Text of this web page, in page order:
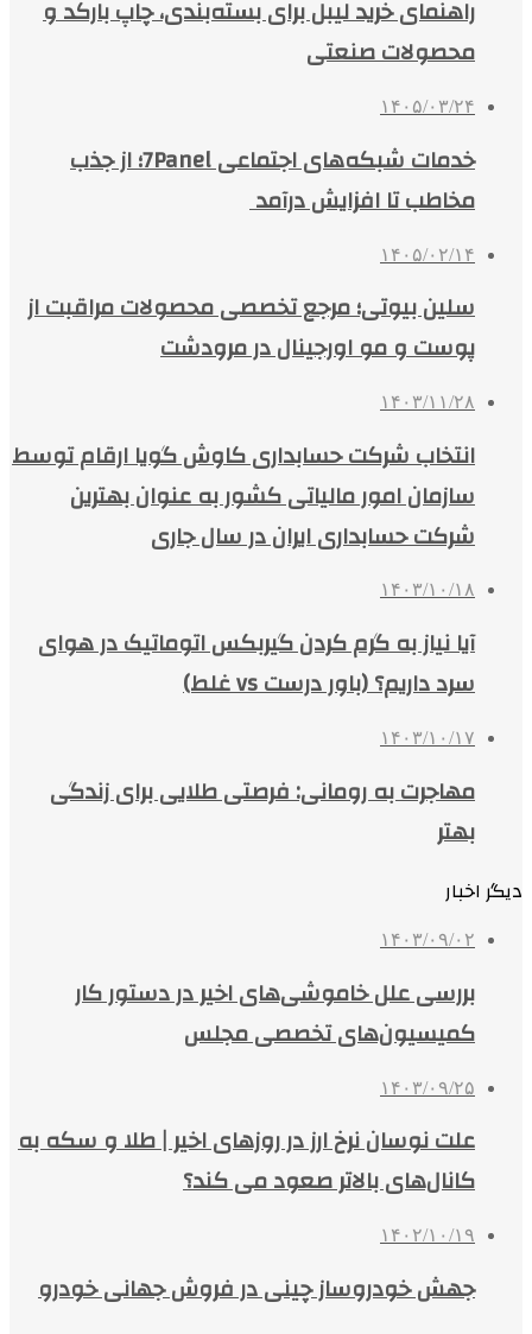
راهنمای خرید لیبل برای بسته‌بندی، چاپ بارکد و
محصولات صنعتی
۱۴۰۵/۰۳/۲۴
خدمات شبکه‌های اجتماعی 7Panel؛ از جذب
مخاطب تا افزایش درآمد
۱۴۰۵/۰۲/۱۴
سلین بیوتی؛ مرجع تخصصی محصولات مراقبت از
پوست و مو اورجینال در مرودشت
۱۴۰۳/۱۱/۲۸
انتخاب شرکت حسابداری کاوش گویا ارقام توسط
سازمان امور مالیاتی کشور به عنوان بهترین
شرکت حسابداری ایران در سال جاری
۱۴۰۳/۱۰/۱۸
آیا نیاز به گرم کردن گیربکس اتوماتیک در هوای
سرد داریم؟ (باور درست vs غلط)
۱۴۰۳/۱۰/۱۷
مهاجرت به رومانی: فرصتی طلایی برای زندگی
بهتر
دیگر اخبار
۱۴۰۳/۰۹/۰۲
بررسی علل خاموشی‌های اخیر در دستور کار
کمیسیون‌های تخصصی مجلس
۱۴۰۳/۰۹/۲۵
علت نوسان نرخ ارز در روزهای اخیر | طلا و سکه به
کانال‌های بالاتر صعود می کند؟
۱۴۰۲/۱۰/۱۹
جهش خودروساز چینی در فروش جهانی خودرو